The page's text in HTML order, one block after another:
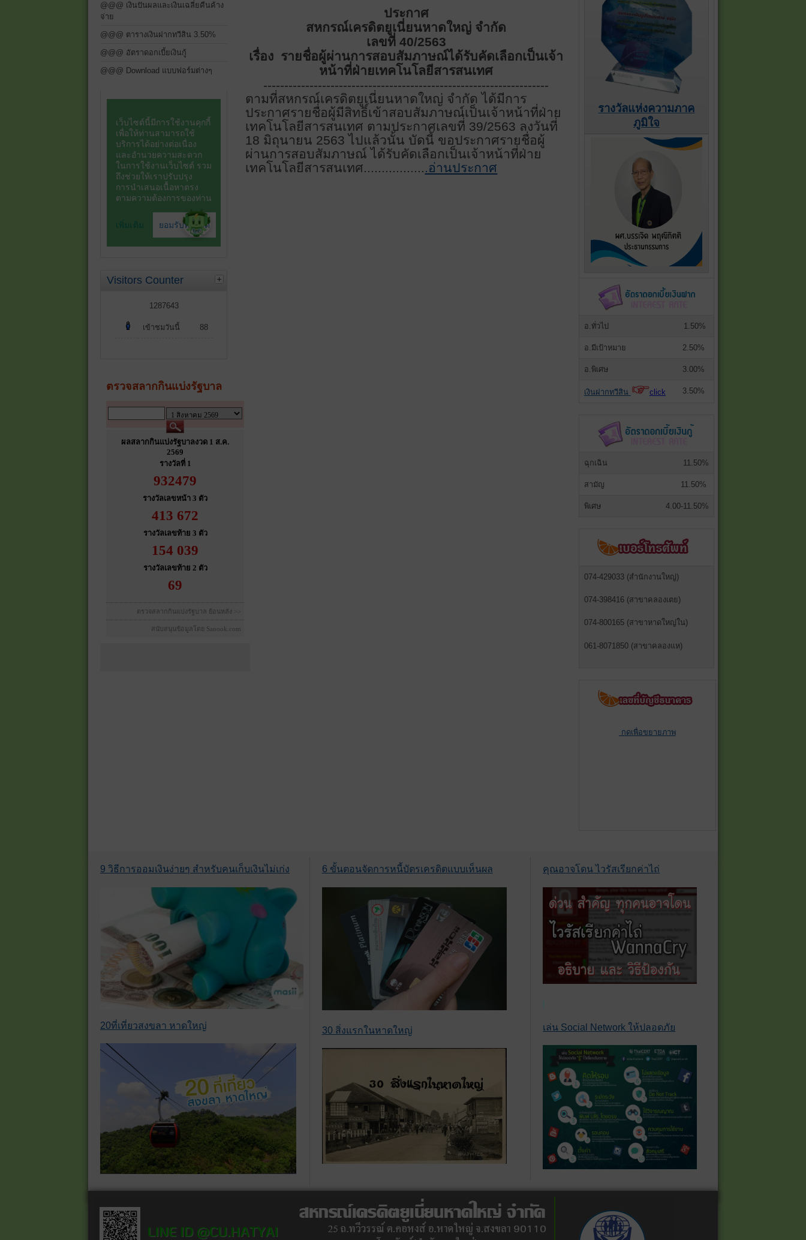
@@@ เงินปันผลและเงินเฉลี่ยคืนค้าง
จ่าย
@@@ ตารางเงินฝากทวีสิน 3.50%
@@@ อัตราดอกเบี้ยเงินกู้
@@@ Download แบบฟอร์มต่างๆ
Visitors Counter
1287643
เข้าชมวันนี้ 88
ประกาศ
สหกรณ์เครดิตยูเนี่ยนหาดใหญ่ จำกัด
เลขที่ 40/2563
เรื่อง รายชื่อผู้ผ่านการสอบสัมภาษณ์ได้รับคัดเลือกเป็นเจ้า
หน้าที่ฝ่ายเทคโนโลยีสารสนเทศ
--------------------------------------------------------------------
ตามที่สหกรณ์เครดิตยูเนี่ยนหาดใหญ่ จำกัด ได้มีการ
ประกาศรายชื่อผู้มีสิทธิ์เข้าสอบสัมภาษณ์เป็นเจ้าหน้าที่ฝ่าย
เทคโนโลยีสารสนเทศ ตามประกาศเลขที่ 39/2563 ลงวันที่
18 มิถุนายน 2563 ไปแล้วนั้น บัดนี้ ขอประกาศรายชื่อผู้
ผ่านการสอบสัมภาษณ์ ได้รับคัดเลือกเป็นเจ้าหน้าที่ฝ่าย
เทคโนโลยีสารสนเทศ..................อ่านประกาศ
รางวัลแห่งความภาค
ภูมิใจ
อ.ทั่วไป 1.50%
อ.มีเป้าหมาย 2.50%
อ.พิเศษ 3.00%
เงินฝากทวีสิน click 3.50%
ฉุกเฉิน 11.50%
สามัญ 11.50%
พิเศษ 4.00-11.50%
074-429033 (สำนักงานใหญ่)
074-398416 (สาขาคลองเตย)
074-800165 (สาขาหาดใหญ่ใน)
061-8071850 (สาขาคลองแห)
กดเพื่อขยายภาพ
9 วิธีการออมเงินง่ายๆ สำหรับคนเก็บเงินไม่เก่ง
20ที่เที่ยวสงขลา หาดใหญ่
6 ขั้นตอนจัดการหนี้บัตรเครดิตแบบเห็นผล
30 สิ่งแรกในหาดใหญ่
คุณอาจโดน ไวรัสเรียกค่าไถ่
เล่น Social Network ให้ปลอดภัย